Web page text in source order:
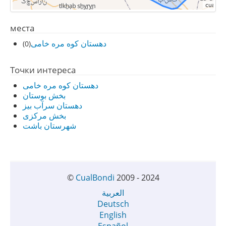
места
دهستان کوه مره خامی(0)
Точки интереса
دهستان کوه مره خامی
بخش بوستان
دهستان سرآب بیز
بخش مرکزی
شهرستان باشت
© CualBondi 2009 - 2024
العربية
Deutsch
English